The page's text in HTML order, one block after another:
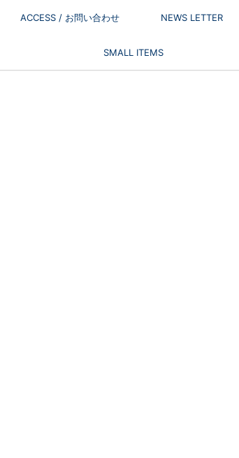
ACCESS / お問い合わせ NEWS LETTER
SMALL ITEMS